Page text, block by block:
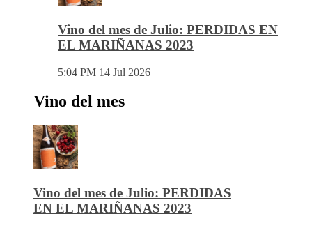
Vino del mes de Julio: PERDIDAS EN
EL MARIÑANAS 2023
5:04 PM 14 Jul 2026
Vino del mes
Vino del mes de Julio: PERDIDAS
EN EL MARIÑANAS 2023